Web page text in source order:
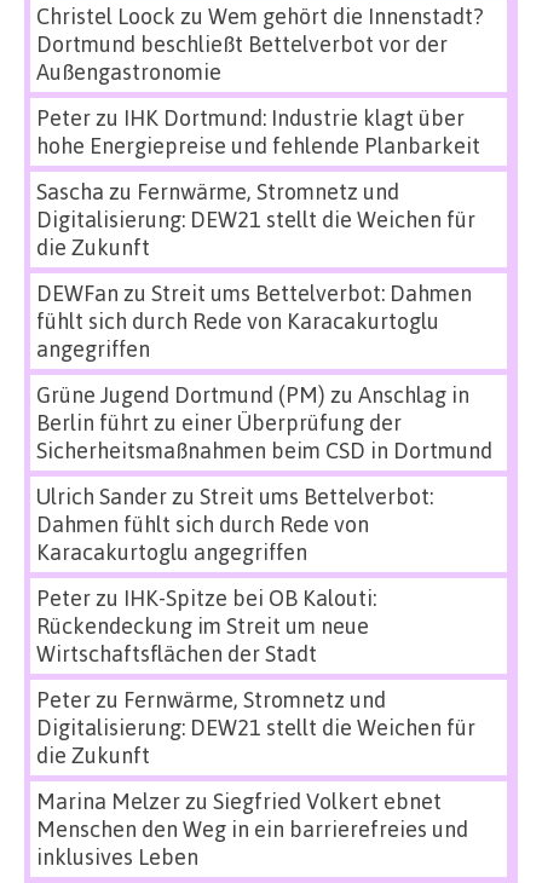
Christel Loock zu Wem gehört die Innenstadt?
Dortmund beschließt Bettelverbot vor der
Außengastronomie
Peterzu IHK Dortmund: Industrie klagt über
hohe Energiepreise und fehlende Planbarkeit
Sascha zu Fernwärme, Stromnetz und
Digitalisierung: DEW21 stellt die Weichen für
die Zukunft
DEWFan zu Streit ums Bettelverbot: Dahmen
fühlt sich durch Rede von Karacakurtoglu
angegriffen
Grüne Jugend Dortmund (PM) zu Anschlag in
Berlin führt zu einer Überprüfung der
Sicherheitsmaßnahmen beim CSD in Dortmund
Ulrich Sanderzu Streit ums Bettelverbot:
Dahmen fühlt sich durch Rede von
Karacakurtoglu angegriffen
Peterzu IHK-Spitze bei OB Kalouti:
Rückendeckung im Streit um neue
Wirtschaftsflächen der Stadt
Peterzu Fernwärme, Stromnetz und
Digitalisierung: DEW21 stellt die Weichen für
die Zukunft
Marina Melzerzu Siegfried Volkert ebnet
Menschen den Weg in ein barrierefreies und
inklusives Leben